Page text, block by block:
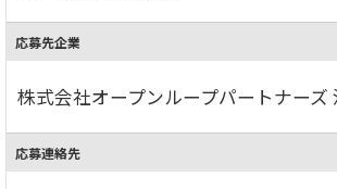
応募先企業
株式会社オープンループパートナーズ
応募連絡先